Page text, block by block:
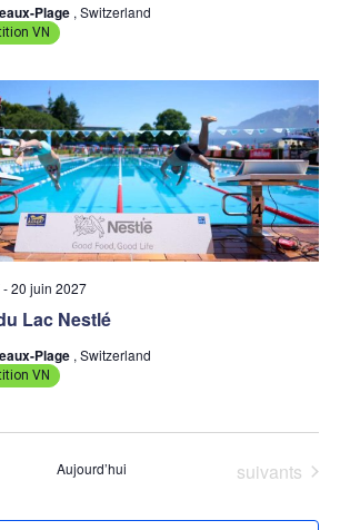
Plage , Switzerland
VN
Lac Nestlé
-20 juin 2027
Plage , Switzerland
VN
Aujourd’hui Évènements
suivants